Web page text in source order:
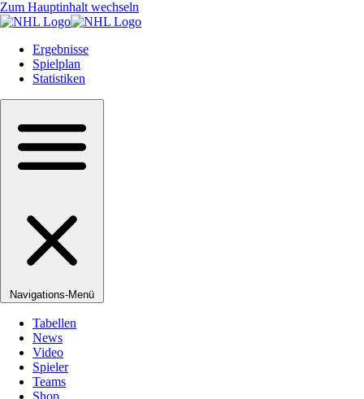
Zum Hauptinhalt wechseln
Ergebnisse
Spielplan
Statistiken
Navigations-Menü
Tabellen
News
Video
Spieler
Teams
Shop